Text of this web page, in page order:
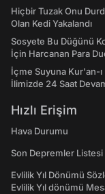
Hiçbir Tuzak Onu
Olan Kedi Yakalandı
Sosyete Bu Düğünü
İçin Harcanan Para
İçme Suyuna Kur'an-ı
İlimizde 24 Saat
Hızlı Erişim
Hava Durumu
Son Depremler Listesi
Evlilik Yıl Dönümü
Evlilik Yıl dönümü